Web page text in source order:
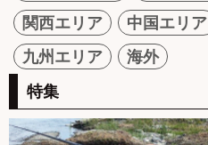
関西エリア
中国エリア
九州エリア
海外
特集